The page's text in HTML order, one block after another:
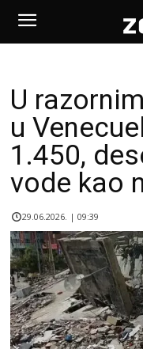
U
u
1.450,
vode kao
29.06.2026. | 09:39